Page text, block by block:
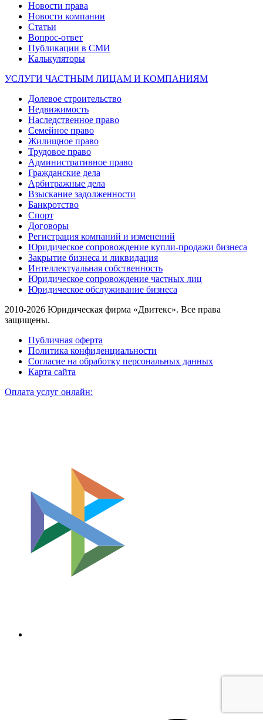
Новости права
Новости компании
Статьи
Вопрос-ответ
Публикации в СМИ
Калькуляторы
УСЛУГИ ЧАСТНЫМ ЛИЦАМ И КОМПАНИЯМ
Долевое строительство
Недвижимость
Наследственное право
Семейное право
Жилищное право
Трудовое право
Административное право
Гражданские дела
Арбитражные дела
Взыскание задолженности
Банкротство
Спорт
Договоры
Регистрация компаний и изменений
Юридическое сопровождение купли-продажи бизнеса
Закрытие бизнеса и ликвидация
Интеллектуальная собственность
Юридическое сопровождение частных лиц
Юридическое обслуживание бизнеса
2010-2026 Юридическая фирма «Двитекс». Все права
защищены.
Публичная оферта
Политика конфиденциальности
Согласие на обработку персональных данных
Карта сайта
Оплата услуг онлайн: